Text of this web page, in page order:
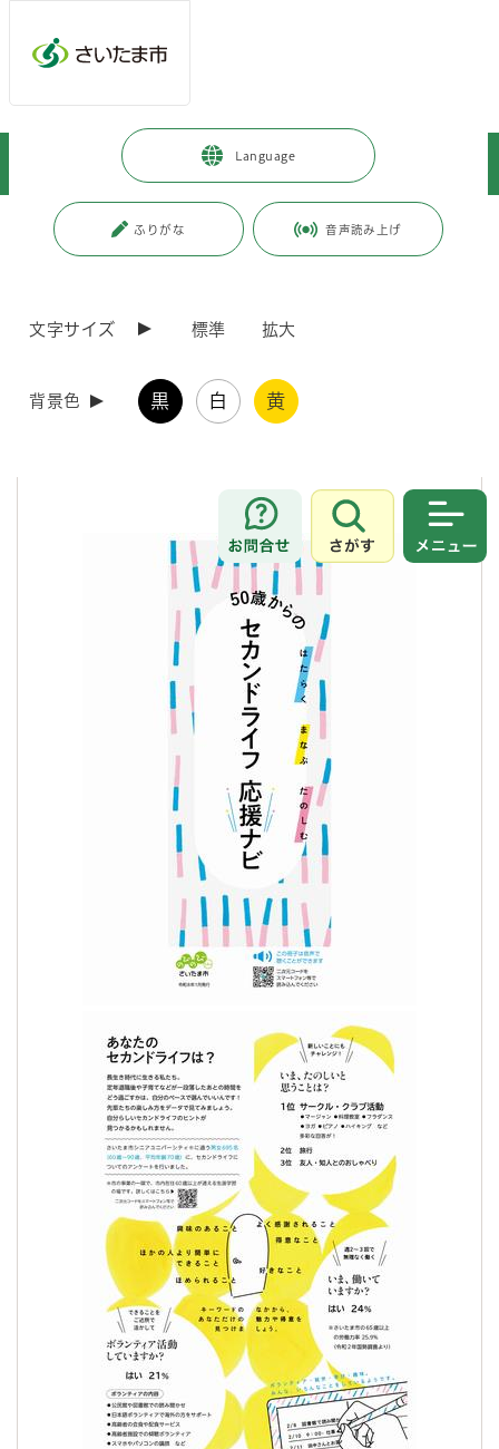
Language
ふりがな 音声読み上げ
文字サイズ 標準 拡大
背景色 黒 白 黄
お問合せ
さがす
健康・医療・福祉 > 福祉・介護 高齢の方
交流活動 「セカンドライフ応援ナビ」を作成しました
更新日付：2026年2月18日 / ページ番号：C126696
り・とらいふ（セカンドライフ支援センター）では、就労・ボランティ
を過ごされている方々を紹介する「セカンドライフ応援ナビ」を作成し
ました。
以下のダウンロードファイルのほか、各区役所高齢介護課などで配布し